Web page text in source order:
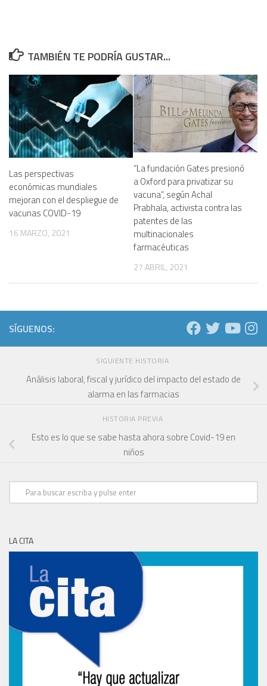
TAMBIÉN TE PODRÍA GUSTAR...
Las perspectivas
económicas mundiales
mejoran con el despliegue de
vacunas COVID-19
16 MARZO, 2021
“La fundación Gates presionó
a Oxford para privatizar su
vacuna”, según Achal
Prabhala, activista contra las
patentes de las
multinacionales
farmacéuticas
27 ABRIL, 2021
SÍGUENOS:
SIGUIENTE HISTORIA
Análisis laboral, fiscal y jurídico del impacto del estado de
alarma en las farmacias
HISTORIA PREVIA
Esto es lo que se sabe hasta ahora sobre Covid-19 en
niños
LA CITA